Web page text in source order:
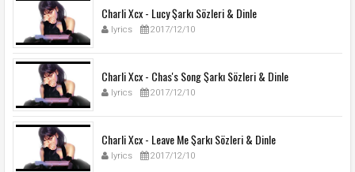
Charli Xcx - Lucy Şarkı Sözleri & Dinle
lyrics 2017/12/10
Charli Xcx - Chas's Song Şarkı Sözleri & Dinle
lyrics 2017/12/10
Charli Xcx - Leave Me Şarkı Sözleri & Dinle
lyrics 2017/12/10